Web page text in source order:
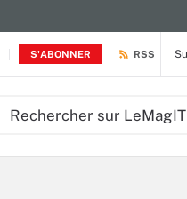
S'ABONNER RSS